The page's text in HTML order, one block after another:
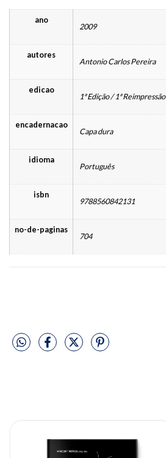
ano
2009
autores
Antonio Carlos Pereira
edicao
1ª Edição / 1ª Reimpressão
encadernacao
Capa dura
idioma
Português
isbn
9788560842131
no-de-paginas
704